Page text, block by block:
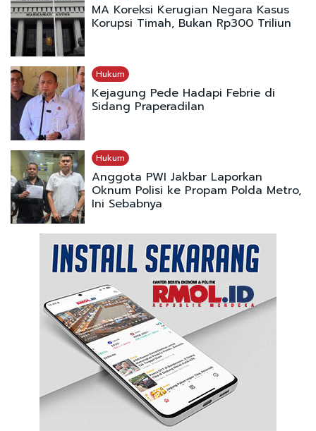
MA Koreksi Kerugian Negara Kasus
Korupsi Timah, Bukan Rp300 Triliun
Hukum
Kejagung Pede Hadapi Febrie di
Sidang Praperadilan
Hukum
Anggota PWI Jakbar Laporkan
Oknum Polisi ke Propam Polda Metro,
Ini Sebabnya